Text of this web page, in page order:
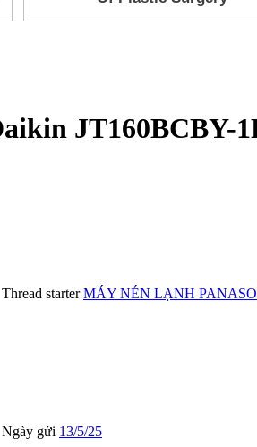
JT160BCBY-
Thread starter MÁY NÉN LẠNH
Ngày gửi 13/5/25